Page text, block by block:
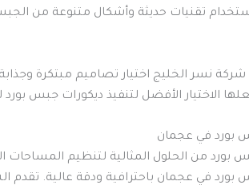
تقنيات حديثة وأشكال متنوعة من
شركة نسر الخليج اختيار تصاميم مبتكرة
الاختيار الأفضل لتنفيذ ديكورات جبس
بورد في عجمان
بورد من الحلول المثالية لتنظيم
في عجمان باحترافية ودقة عالية. تقدم